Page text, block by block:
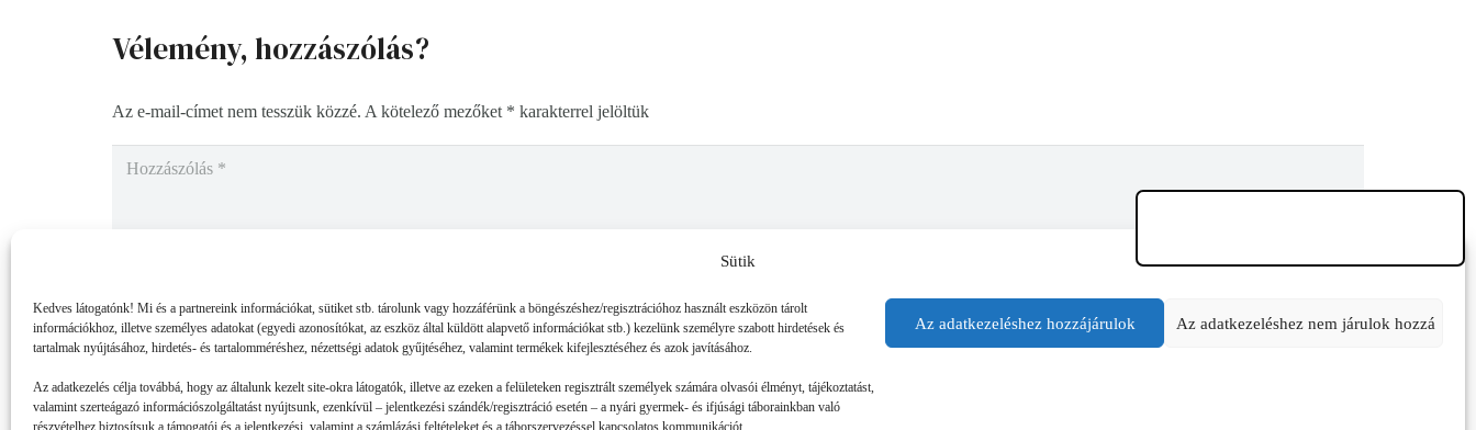
Sütik
Kedves látogatónk! Mi és a partnereink információkat, sütiket stb. tárolunk vagy hozzáférünk a böngészéshez/regisztrációhoz használt eszközön tárolt
információkhoz, illetve személyes adatokat (egyedi azonosítókat, az eszköz által küldött alapvető információkat stb.) kezelünk személyre szabott hirdetések és
tartalmak nyújtásához, hirdetés- és tartalomméréshez, nézettségi adatok gyűjtéséhez, valamint termékek kifejlesztéséhez és azok javításához.
Az adatkezelés célja továbbá, hogy az általunk kezelt site-okra látogatók, illetve az ezeken a felületeken regisztrált személyek számára olvasói élményt, tájékoztatást,
valamint szerteágazó információszolgáltatást nyújtsunk, ezenkívül – jelentkezési szándék/regisztráció esetén – a nyári gyermek- és ifjúsági táborainkban való
részvételhez biztosítsuk a támogatói és a jelentkezési, valamint a számlázási feltételeket és a táborszervezéssel kapcsolatos kommunikációt.
Az adatkezeléshez hozzájárulok Az adatkezeléshez nem járulok hozzá
Vélemény, hozzászólás?
Az e-mail-címet nem tesszük közzé. A kötelező mezőket * karakterrel jelöltük